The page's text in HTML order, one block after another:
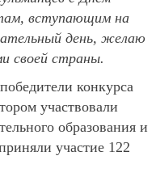
вступающим на
день, желаю
своей страны.
конкурса
участвовали
образования и
участие 122